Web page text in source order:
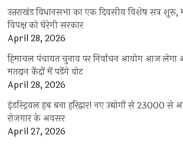
उत्तराखंड विधानसभा का एक दिवसीय विशेष सत्र शुरू,
विपक्ष को घेरेगी सरकार
April 28, 2026
हिमाचल पंचायत चुनाव पर निर्वाचन आयोग आज लेगा
मतदान केंद्रों में पड़ेंगे वोट
April 28, 2026
इंडस्ट्रियल हब बना हरिद्वार! नए उद्योगों से 23000
रोजगार के अवसर
April 27, 2026